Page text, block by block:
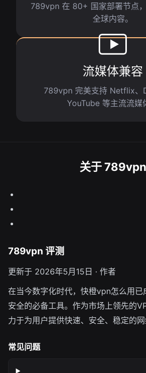
789vpn 在 80+ 国家部署节点
全球内容。
流媒体兼容
789vpn 完美支持 Netflix、
YouTube 等主流流媒
关于 789vpn
789vpn 评测
更新于 2026年5月15日 · 作者
在当今数字化时代，快橙vpn怎么用已
安全的必备工具。作为市场上领先的
力于为用户提供快速、安全、稳定的网
常见问题